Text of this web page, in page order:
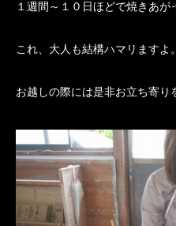
１週間～１０日ほどで焼きあが
これ、大人も結構ハマリますよ
お越しの際には是非お立ち寄り